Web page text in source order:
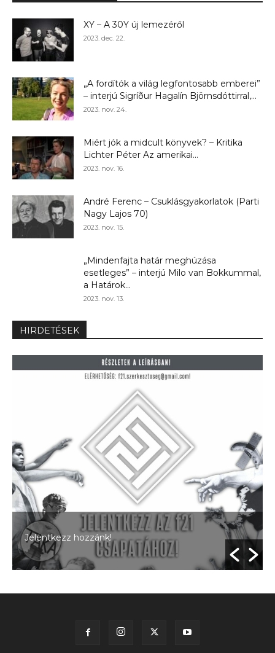
XY – A 30Y új lemezéről
2023. dec. 22.
„A fordítók a világ legfontosabb emberei”
– interjú Sigríður Hagalín Björnsdóttirral,...
2023. nov. 24.
Miért jók a midcult könyvek? – Kritika
Lichter Péter Az amerikai...
2023. nov. 16.
André Ferenc – Csuklásgyakorlatok (Parti
Nagy Lajos 70)
2023. nov. 15.
„Mindenfajta határ meghúzása
esetleges” – interjú Milo van Bokkummal,
a Határok...
2023. nov. 13.
HIRDETÉSEK
Jelentkezz hozzánk!